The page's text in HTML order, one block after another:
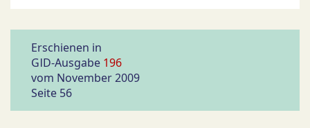
Erschienen in
GID-Ausgabe 196
vom November 2009
Seite 56